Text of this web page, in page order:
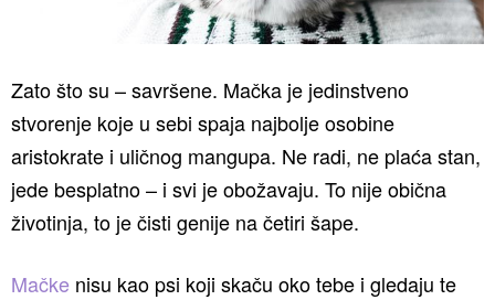
Zato što su – savršene. Mačka je jedinstveno
stvorenje koje u sebi spaja najbolje osobine
aristokrate i uličnog mangupa. Ne radi, ne plaća stan,
jede besplatno – i svi je obožavaju. To nije obična
životinja, to je čisti genije na četiri šape.
Mačke nisu kao psi koji skaču oko tebe i gledaju te